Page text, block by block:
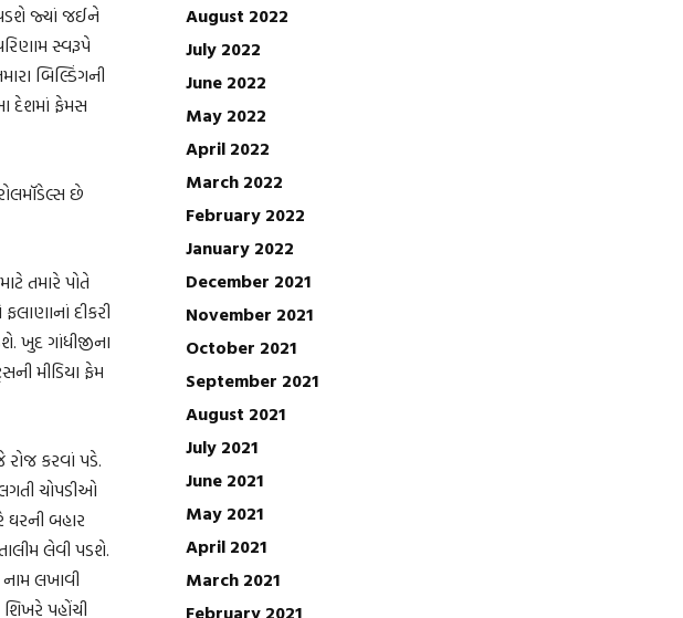
જ્યાં જઈને
સ્વરૂપે
બિલ્ડિંગની
દેશમાં ફેમસ
છે
તમારે પોતે
દીકરી
ખુદ ગાંધીજીના
મીડિયા ફેમ
રોજ કરવાં પડે.
ચોપડીઓ
ઘરની બહાર
લેવી પડશે.
લખાવી
પહોંચી
August 2022
July 2022
June 2022
May 2022
April 2022
March 2022
February 2022
January 2022
December 2021
November 2021
October 2021
September 2021
August 2021
July 2021
June 2021
May 2021
April 2021
March 2021